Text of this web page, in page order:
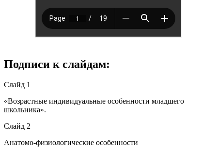
Подписи к слайдам:
Слайд 1
«Возрастные индивидуальные особенности младшего
школьника».
Слайд 2
Анатомо-физиологические особенности